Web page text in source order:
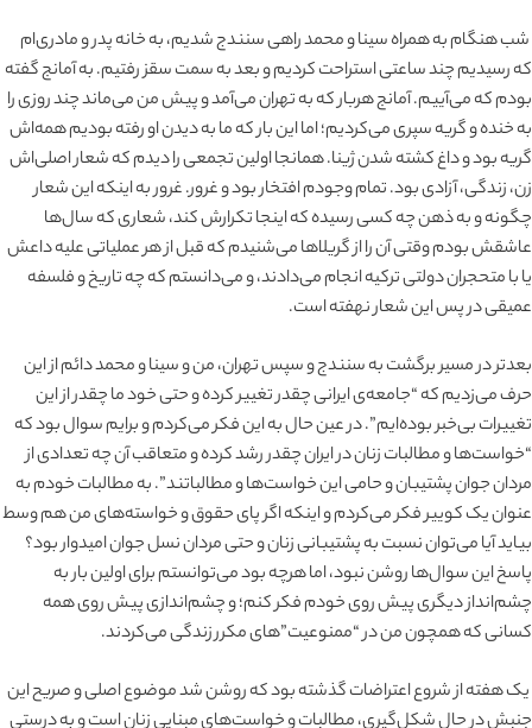
شب هنگام به همراه سینا و محمد راهی سنندج شدیم، به خانه پدر و مادری‌ام
که رسیدیم چند ساعتی استراحت کردیم و بعد به سمت سقز رفتیم. به آمانج گفته
بودم که می‌آییم. آمانج هربار که به تهران می‌آمد و پیش من می‌ماند چند روزی را
به خنده و گریه سپری می‌کردیم؛ اما این بار که ما به دیدن او رفته بودیم همه‌اش
گریه بود و داغ کشته شدن ژینا. همانجا اولین تجمعی را دیدم که شعار اصلی‌اش
زن، زندگی، آزادی بود. تمام وجودم افتخار بود و غرور. غرور به اینکه این شعار
چگونه و به ذهن چه کسی رسیده که اینجا تکرارش کند، شعاری که سال‌ها
عاشقش بودم وقتی آن را از گریلاها می‌شنیدم که قبل از هر عملیاتی علیه داعش
یا با متحجران دولتی ترکیه انجام می‌دادند، و می‌دانستم که چه تاریخ و فلسفه
عمیقی در پس این شعار نهفته است.
بعدتر در مسیر برگشت به سنندج و سپس تهران، من و سینا و محمد دائم از این
حرف می‌زدیم که “جامعه‌ی ایرانی چقدر تغییر کرده و حتی خود ما چقدر از این
تغییرات بی‌خبر بوده‌ایم”. در عین حال به این فکر می‌کردم و برایم سوال بود که
“خواست‌ها و مطالبات زنان در ایران چقدر رشد کرده و متعاقب آن چه تعدادی از
مردان جوان پشتیبان و حامی این خواست‌ها و مطالباتند”. به مطالبات خودم به
عنوان یک کوییر فکر می‌کردم و اینکه اگر پای حقوق و خواسته‌های من هم وسط
بیاید آیا می‌توان نسبت به پشتیبانی زنان و حتی مردان نسل جوان امیدوار بود؟
پاسخ این سوال‌ها روشن نبود، اما هرچه بود می‌توانستم برای اولین بار به
چشم‌انداز دیگری پیش روی خودم فکر کنم؛ و چشم‌اندازی پیش روی همه
کسانی که همچون من در “ممنوعیت‌”های مکرر زندگی می‌کردند.
یک هفته از شروع اعتراضات گذشته بود که روشن شد موضوع اصلی و صریح این